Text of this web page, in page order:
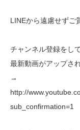
LINEから遠慮せずご
チャンネル登録をし
最新動画がアップさ
→
http://
sub_confirmation=1